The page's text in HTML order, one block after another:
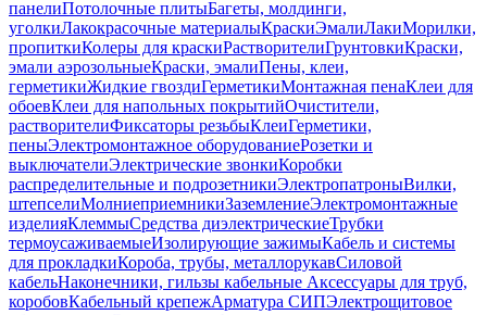
панелиПотолочные плитыБагеты, молдинги,
уголкиЛакокрасочные материалыКраскиЭмалиЛакиМорилки,
пропиткиКолеры для краскиРастворителиГрунтовкиКраски,
эмали аэрозольныеКраски, эмалиПены, клеи,
герметикиЖидкие гвоздиГерметикиМонтажная пенаКлеи для
обоевКлеи для напольных покрытийОчистители,
растворителиФиксаторы резьбыКлеиГерметики,
пеныЭлектромонтажное оборудованиеРозетки и
выключателиЭлектрические звонкиКоробки
распределительные и подрозетникиЭлектропатроныВилки,
штепселиМолниеприемникиЗаземлениеЭлектромонтажные
изделияКлеммыСредства диэлектрическиеТрубки
термоусаживаемыеИзолирующие зажимыКабель и системы
для прокладкиКороба, трубы, металлорукавСиловой
кабельНаконечники, гильзы кабельные Аксессуары для труб,
коробовКабельный крепежАрматура СИПЭлектрощитовое